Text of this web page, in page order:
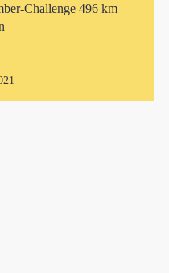
Challenge 496 km